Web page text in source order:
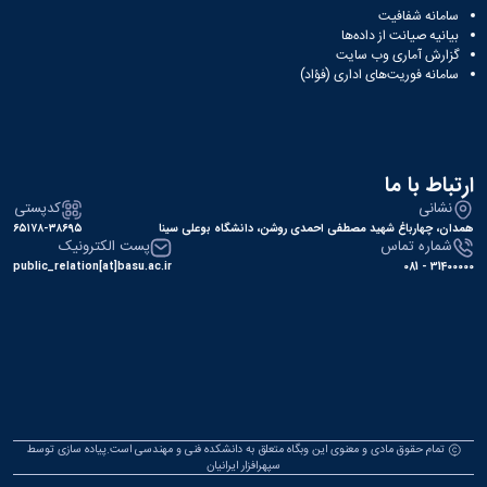
سامانه شفافیت
بیانیه صیانت از داده‌ها
گزارش آماری وب‌ سایت
سامانه فوریت‌های اداری (فؤاد)
ارتباط با ما
نشانی
همدان، چهارباغ شهید مصطفی احمدی روشن، دانشگاه بوعلی سینا
کدپستی
۶۵۱۷۸-۳۸۶۹۵
شماره تماس
31400000 - 081
پست الکترونیک
public_relation[at]basu.ac.ir
تمام حقوق مادی و معنوی این وبگاه متعلق به دانشکده فنی و مهندسی است.پیاده سازی توسط
سپهرافزار ایرانیان